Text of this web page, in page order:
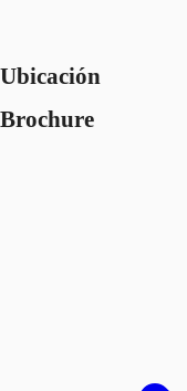
Ubicación
Brochure